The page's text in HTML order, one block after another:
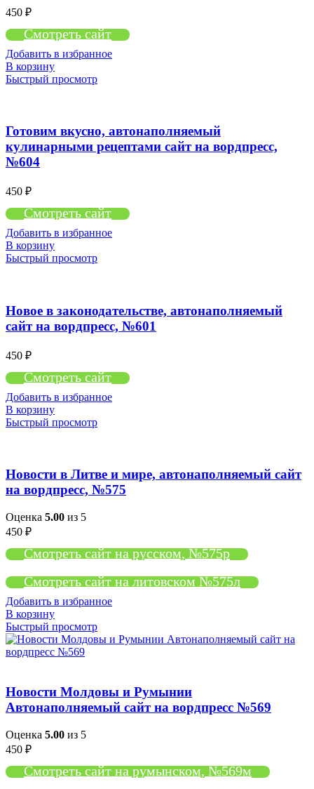
450 ₽
Смотреть сайт
Добавить в избранное
В корзину
Быстрый просмотр
Готовим вкусно, автонаполняемый
кулинарными рецептами сайт на вордпресс,
№604
450 ₽
Смотреть сайт
Добавить в избранное
В корзину
Быстрый просмотр
Новое в законодательстве, автонаполняемый
сайт на вордпресс, №601
450 ₽
Смотреть сайт
Добавить в избранное
В корзину
Быстрый просмотр
Новости в Литве и мире, автонаполняемый сайт
на вордпресс, №575
Оценка 5.00 из 5
450 ₽
Смотреть сайт на русском, №575р
Смотреть сайт на литовском №575л
Добавить в избранное
В корзину
Быстрый просмотр
Новости Молдовы и Румынии
Автонаполняемый сайт на вордпресс №569
Оценка 5.00 из 5
450 ₽
Смотреть сайт на румынском, №569м